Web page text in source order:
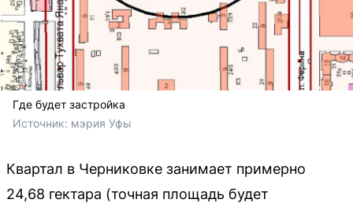
Где будет застройка
Источник: мэрия Уфы
Квартал в Черниковке занимает примерно
24,68 гектара (точная площадь будет